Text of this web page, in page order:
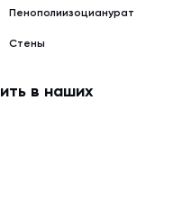
Пенополиизоцианурат
Стены
в наших